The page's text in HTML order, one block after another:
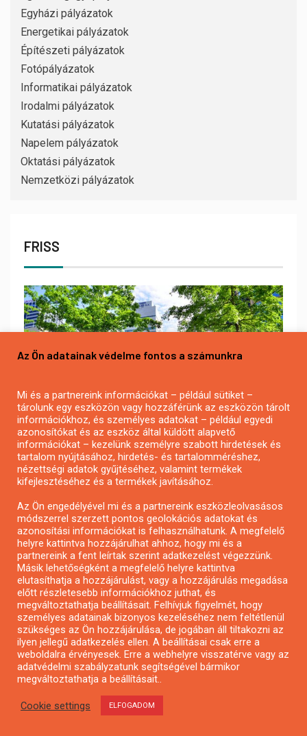
Egyházi pályázatok
Energetikai pályázatok
Építészeti pályázatok
Fotópályázatok
Informatikai pályázatok
Irodalmi pályázatok
Kutatási pályázatok
Napelem pályázatok
Oktatási pályázatok
Nemzetközi pályázatok
FRISS
Városzöldítő ötletpályázat
Alkotói pályázat multimédia-kiállításhoz
Az Ön adatainak védelme fontos a számunkra
Mi és a partnereink információkat – például sütiket –
tárolunk egy eszközön vagy hozzáférünk az eszközön tárolt
információkhoz, és személyes adatokat – például egyedi
azonosítókat és az eszköz által küldött alapvető
információkat – kezelünk személyre szabott hirdetések és
tartalom nyújtásához, hirdetés- és tartalomméréshez,
nézettségi adatok gyűjtéséhez, valamint termékek
kifejlesztéséhez és a termékek javításához.
Az Ön engedélyével mi és a partnereink eszközleolvasásos
módszerrel szerzett pontos geolokációs adatokat és
azonosítási információkat is felhasználhatunk. A megfelelő
helyre kattintva hozzájárulhat ahhoz, hogy mi és a
partnereink a fent leírtak szerint adatkezelést végezzünk.
Másik lehetőségként a megfelelő helyre kattintva
elutasíthatja a hozzájárulást, vagy a hozzájárulás megadása
előtt részletesebb információkhoz juthat, és
megváltoztathatja beállításait. Felhívjuk figyelmét, hogy
személyes adatainak bizonyos kezeléséhez nem feltétlenül
szükséges az Ön hozzájárulása, de jogában áll tiltakozni az
ilyen jellegű adatkezelés ellen. A beállításai csak erre a
weboldalra érvényesek. Erre a webhelyre visszatérve vagy az
adatvédelmi szabályzatunk segítségével bármikor
megváltoztathatja a beállításait..
Cookie settings ELFOGADOM